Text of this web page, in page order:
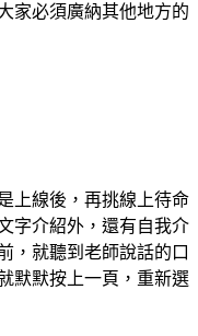
家必須廣納其他地方的
上線後，再挑線上待命
字介紹外，還有自我介
，就聽到老師說話的口
默默按上一頁，重新選